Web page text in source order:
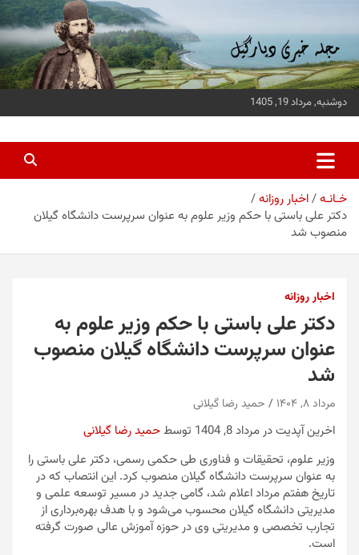
بروید
دوشنبه, مرداد 19, 1405
پایگاه خبری دیارگیل
جدیدترین اخبار استان گیلان
خـانـه
اخبار روزانه
دکتر علی باستی با حکم وزیر علوم به عنوان سرپرست دانشگاه گیلان
منصوب شد
اخبار روزانه
دکتر علی باستی با حکم وزیر علوم به
عنوان سرپرست دانشگاه گیلان منصوب
شد
مرداد ۸, ۱۴۰۴ حمید رضا گیلانی
اخرین آپدیت در مرداد 8, 1404 توسط
حمید رضا گیلانی
وزیر علوم، تحقیقات و فناوری طی حکمی رسمی، دکتر علی باستی را
به عنوان سرپرست دانشگاه گیلان منصوب کرد. این انتصاب که در
تاریخ هفتم مرداد اعلام شد، گامی جدید در مسیر توسعه علمی و
مدیریتی دانشگاه گیلان محسوب می‌شود و با هدف بهره‌برداری از
تجارب تخصصی و مدیریتی وی در حوزه آموزش عالی صورت گرفته
است.